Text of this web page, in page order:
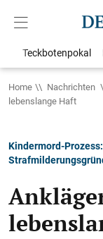
Teckbotenpokal
Home Nachrichten
lebenslange Haft
Kindermord-